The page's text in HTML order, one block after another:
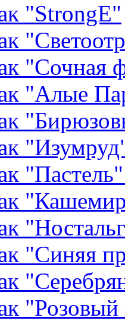
"StrongE"
"Сочная
"Алые
"Синяя